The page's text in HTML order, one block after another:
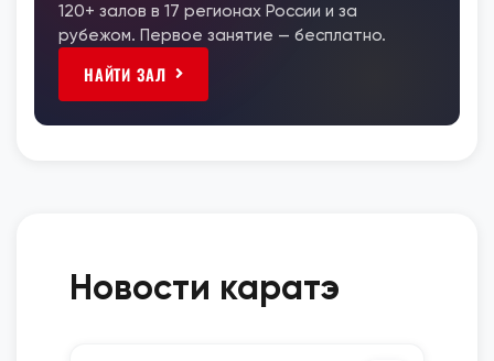
120+ залов в 17 регионах России и за
рубежом. Первое занятие — бесплатно.
НАЙТИ ЗАЛ
Новости каратэ